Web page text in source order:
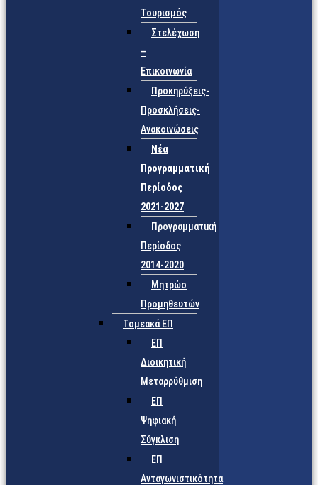
Τουρισμός
Στελέχωση
–
Επικοινωνία
Προκηρύξεις-
Προσκλήσεις-
Ανακοινώσεις
Νέα
Προγραμματική
Περίοδος
2021-2027
Προγραμματική
Περίοδος
2014-2020
Μητρώο
Προμηθευτών
Τομεακά ΕΠ
ΕΠ
Διοικητική
Μεταρρύθμιση
ΕΠ
Ψηφιακή
Σύγκλιση
ΕΠ
Ανταγωνιστικότητα